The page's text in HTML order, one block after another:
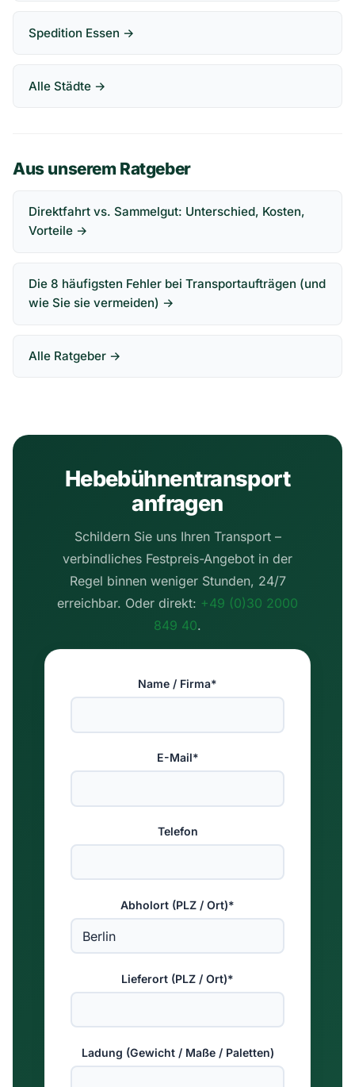
Spedition Essen →
Alle Städte →
Aus unserem Ratgeber
Direktfahrt vs. Sammelgut: Unterschied, Kosten,
Vorteile →
Die 8 häufigsten Fehler bei Transportaufträgen (und
wie Sie sie vermeiden) →
Alle Ratgeber →
Hebebühnentransport
anfragen
Schildern Sie uns Ihren Transport –
verbindliches Festpreis-Angebot in der
Regel binnen weniger Stunden, 24/7
erreichbar. Oder direkt: +49 (0)30 2000
849 40.
Name / Firma*
E-Mail*
Telefon
Abholort (PLZ / Ort)*
Lieferort (PLZ / Ort)*
Ladung (Gewicht / Maße / Paletten)